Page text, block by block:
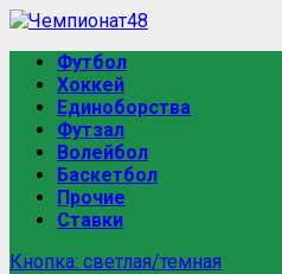
Футбол
Хоккей
Единоборства
Футзал
Волейбол
Баскетбол
Прочие
Ставки
Кнопка: светлая/темная